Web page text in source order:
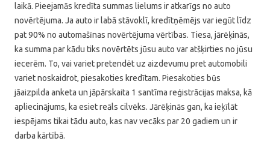
laikā. Pieejamās kredīta summas lielums ir atkarīgs no auto
novērtējuma. Ja auto ir labā stāvoklī, kredītņēmējs var iegūt līdz
pat 90% no automašīnas novērtējuma vērtības. Tiesa, jārēķinās,
ka summa par kādu tiks novērtēts jūsu auto var atšķirties no jūsu
iecerēm. To, vai variet pretendēt uz aizdevumu pret automobili
variet noskaidrot, piesakoties kredītam. Piesakoties būs
jāaizpilda anketa un jāpārskaita 1 santīma reģistrācijas maksa, kā
apliecinājums, ka esiet reāls cilvēks. Jārēķinās gan, ka ieķīlāt
iespējams tikai tādu auto, kas nav vecāks par 20 gadiem un ir
darba kārtībā.